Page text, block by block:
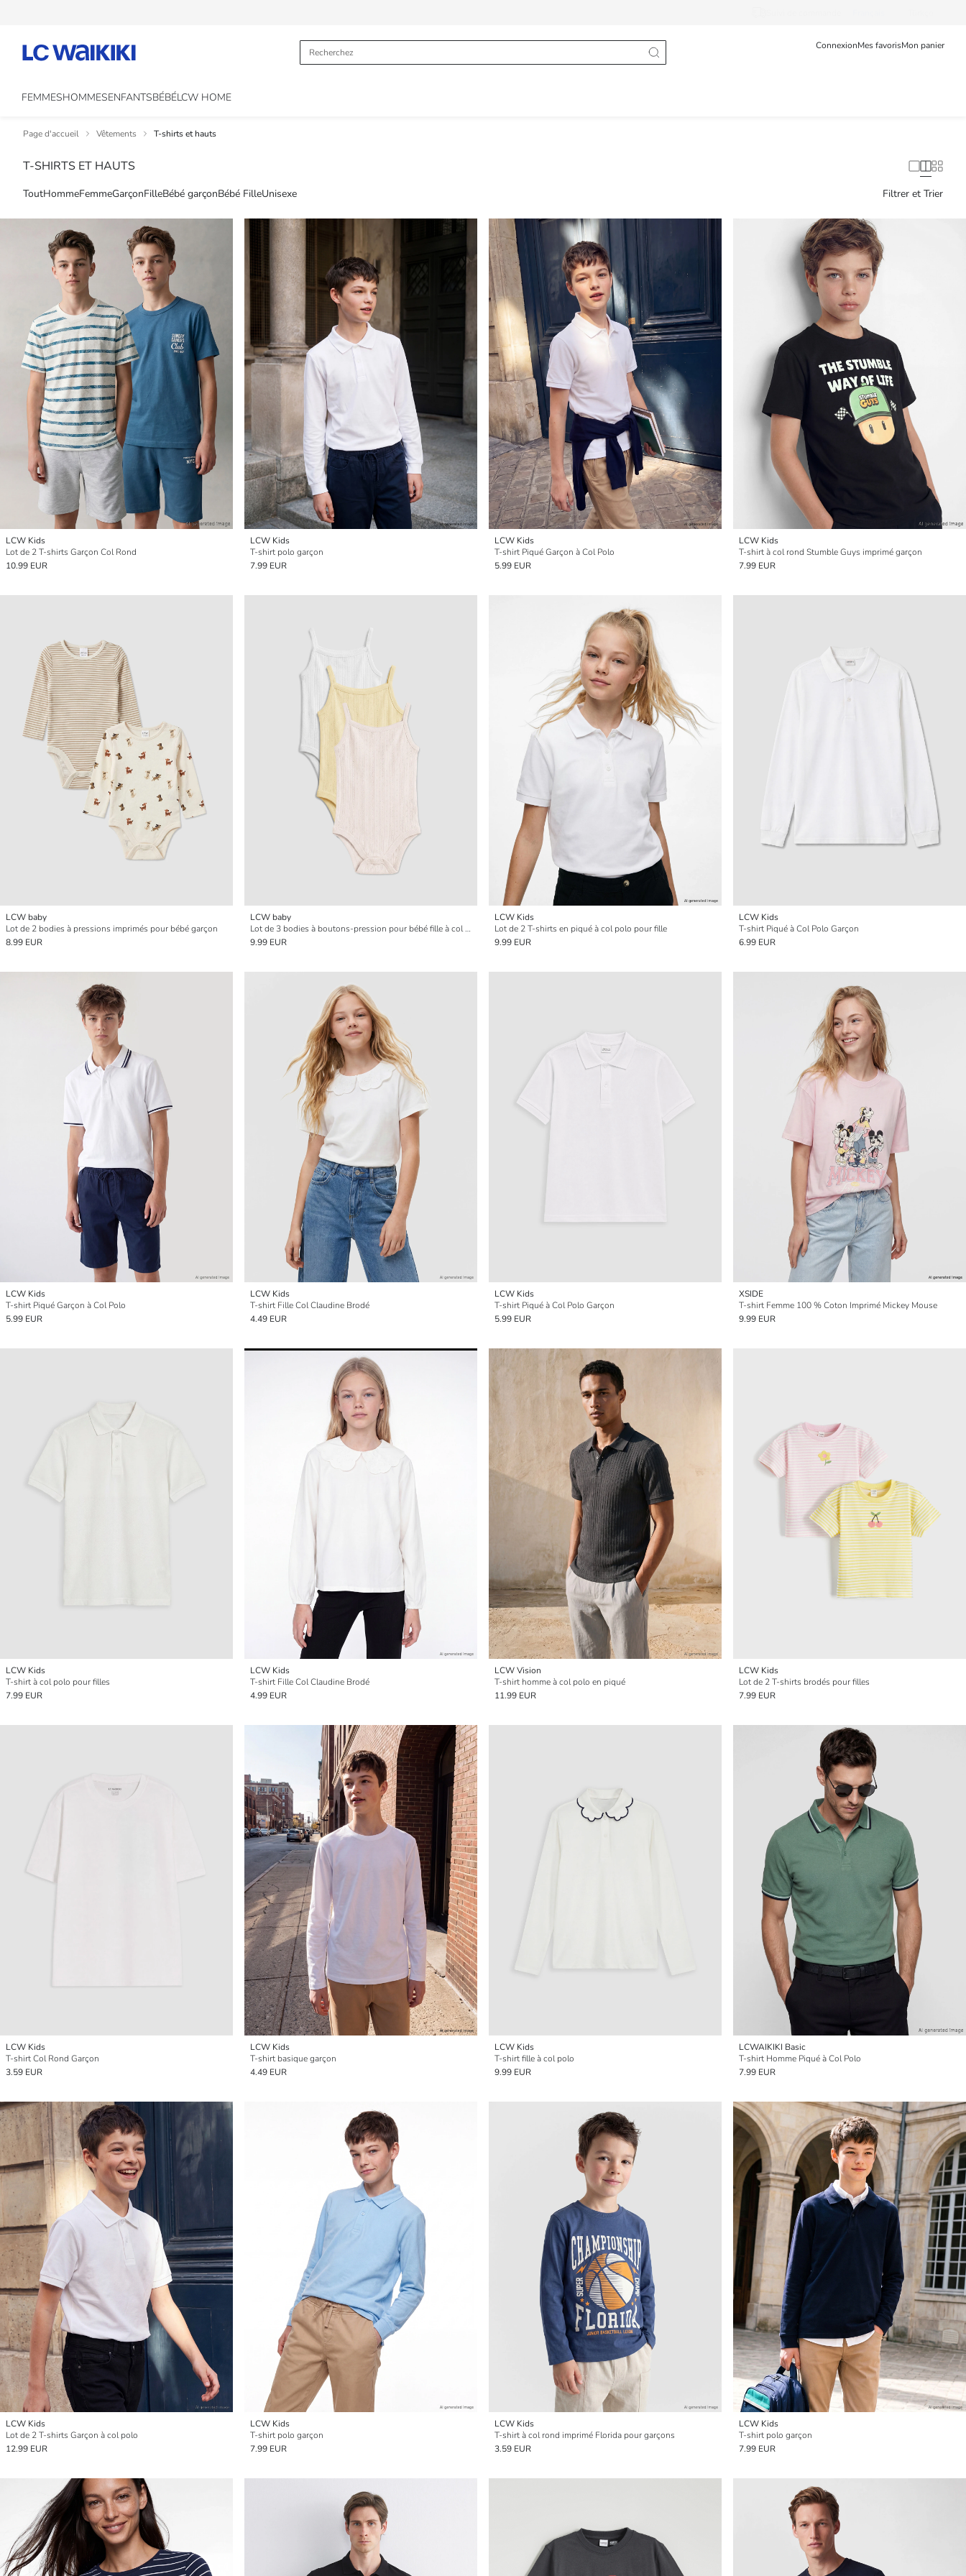
ConnexionMes favorisMon panier
FEMMESHOMMESENFANTSBÉBÉLCW HOME
Page d'accueil Vêtements T-shirts et hauts
T-SHIRTS ET HAUTS
ToutHommeFemmeGarçonFilleBébé garçonBébé FilleUnisexe Filtrer et Trier
LCW Kids
Lot de 2 T-shirts Garçon Col Rond
10.99 EUR
LCW Kids
T-shirt polo garçon
7.99 EUR
LCW Kids
T-shirt Piqué Garçon à Col Polo
5.99 EUR
LCW Kids
T-shirt à col rond Stumble Guys imprimé garçon
7.99 EUR
LCW baby
Lot de 2 bodies à pressions imprimés pour bébé garçon
8.99 EUR
LCW baby
Lot de 3 bodies à boutons-pression pour bébé fille à col carré
9.99 EUR
LCW Kids
Lot de 2 T-shirts en piqué à col polo pour fille
9.99 EUR
LCW Kids
T-shirt Piqué à Col Polo Garçon
6.99 EUR
LCW Kids
T-shirt Piqué Garçon à Col Polo
5.99 EUR
LCW Kids
T-shirt Fille Col Claudine Brodé
4.49 EUR
LCW Kids
T-shirt Piqué à Col Polo Garçon
5.99 EUR
XSIDE
T-shirt Femme 100 % Coton Imprimé Mickey Mouse
9.99 EUR
LCW Kids
T-shirt à col polo pour filles
7.99 EUR
LCW Kids
T-shirt Fille Col Claudine Brodé
4.99 EUR
LCW Vision
T-shirt homme à col polo en piqué
11.99 EUR
LCW Kids
Lot de 2 T-shirts brodés pour filles
7.99 EUR
LCW Kids
T-shirt Col Rond Garçon
3.59 EUR
LCW Kids
T-shirt basique garçon
4.49 EUR
LCW Kids
T-shirt fille à col polo
9.99 EUR
LCWAIKIKI Basic
T-shirt Homme Piqué à Col Polo
7.99 EUR
LCW Kids
Lot de 2 T-shirts Garçon à col polo
12.99 EUR
LCW Kids
T-shirt polo garçon
7.99 EUR
LCW Kids
T-shirt à col rond imprimé Florida pour garçons
3.59 EUR
LCW Kids
T-shirt polo garçon
7.99 EUR